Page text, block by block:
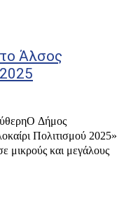
Άλσος
Δήμος
Πολιτισμού 2025»
μικρούς και μεγάλους